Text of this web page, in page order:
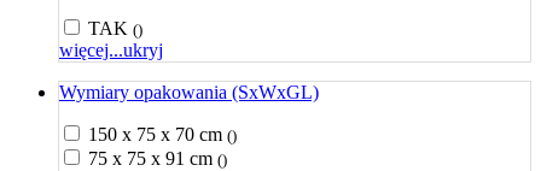
TAK ()
więcej...ukryj
Wymiary opakowania (SxWxGL)
150 x 75 x 70 cm ()
75 x 75 x 91 cm ()